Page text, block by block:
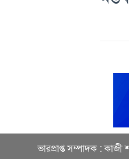
ভারপ্রাপ্ত সম্পাদক : কাজী